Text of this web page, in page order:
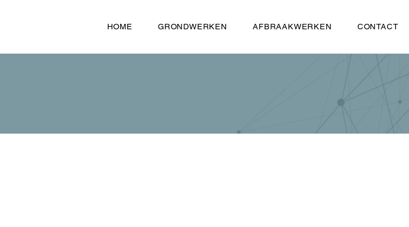
HOME GRONDWERKEN AFBRAAKWERKEN CONTACT